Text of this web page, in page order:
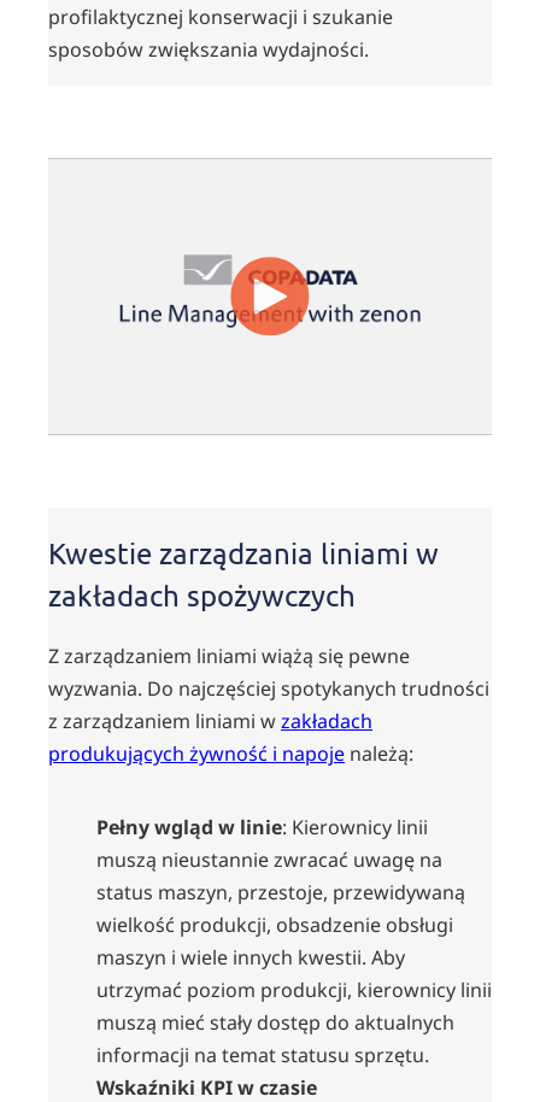
profilaktycznej konserwacji i szukanie
sposobów zwiększania wydajności.
Kwestie zarządzania liniami w
zakładach spożywczych
Z zarządzaniem liniami wiążą się pewne
wyzwania. Do najczęściej spotykanych trudności
z zarządzaniem liniami wzakładach
produkujących żywność i napoje należą:
Pełny wgląd w linie: Kierownicy linii
muszą nieustannie zwracać uwagę na
status maszyn, przestoje, przewidywaną
wielkość produkcji, obsadzenie obsługi
maszyn i wiele innych kwestii. Aby
utrzymać poziom produkcji, kierownicy linii
muszą mieć stały dostęp do aktualnych
informacji na temat statusu sprzętu.
Wskaźniki KPI w czasie